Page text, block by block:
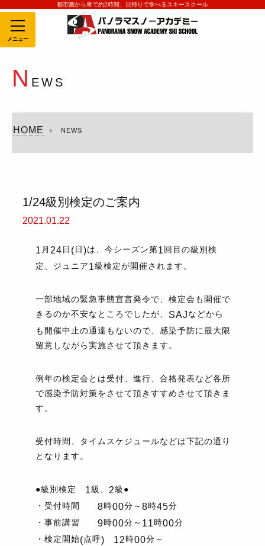
都市圏から車で約2時間、日帰りで学べるスキースクール
MENU
N EWS
HOME NEWS
1/24級別検定のご案内
2021.01.22
1 月 24日 (日)は、今シーズン第1回目の級別検
定、ジュニア1級検定が開催されます。
一部地域の緊急事態宣言発令で、検定会も開催で
きるのか不安なところでしたが、 SAJなどから
も開催中止の通達もないので、感染予防に最大限
留意しながら実施させて頂きます。
例年の検定会とは受付、進行、合格発表など各所
で感染予防対策をさせて頂きすすめさせて頂きま
す。
受付時間、タイムスケジュールなどは下記の通り
となります。
●級別検定 1級、 2級●
・受付時間8時00分～8時45分
・事前講習9時00分～ 11時00分
・検定開始(点呼) 12時00分～